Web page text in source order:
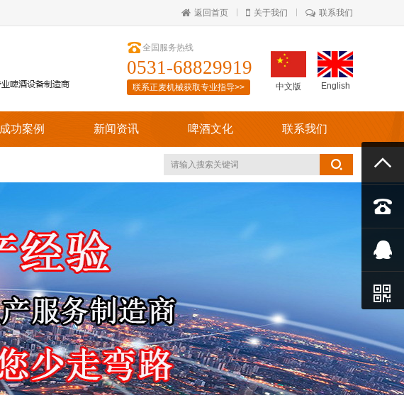
返回首页 关于我们 联系我们
中文版 English
全国服务热线
0531-68829919
联系正麦机械获取专业指导>>
成功案例 新闻资讯 啤酒文化 联系我们



